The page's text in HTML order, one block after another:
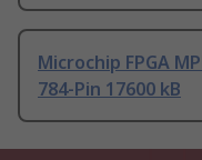
Microchip FPGA
784-Pin 17600 kB